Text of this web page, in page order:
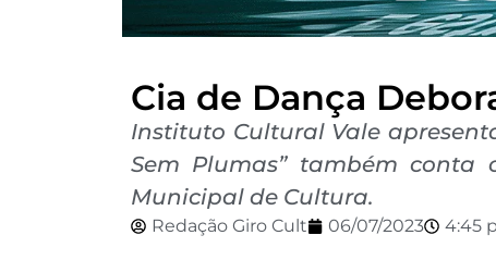
Cia de Dança
Instituto Cultural Vale
Sem Plumas” também
Municipal de Cultura.
Redação Giro Cult 06/07/2023 4:45